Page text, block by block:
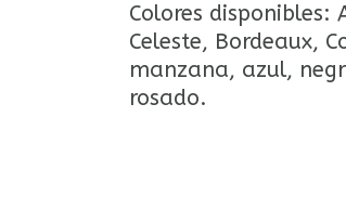
Colores disponibles:
Celeste, Bordeaux,
manzana, azul,
rosado.